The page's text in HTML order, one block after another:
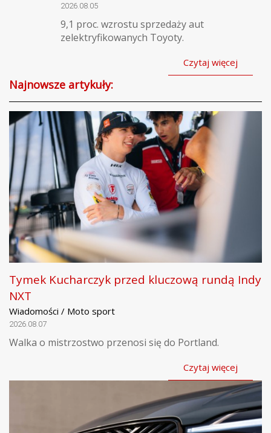
2026.08.05
9,1 proc. wzrostu sprzedaży aut
zelektryfikowanych Toyoty.
Czytaj więcej
Najnowsze artykuły:
Tymek Kucharczyk przed kluczową rundą Indy
NXT
Wiadomości / Moto sport
2026.08.07
Walka o mistrzostwo przenosi się do Portland.
Czytaj więcej